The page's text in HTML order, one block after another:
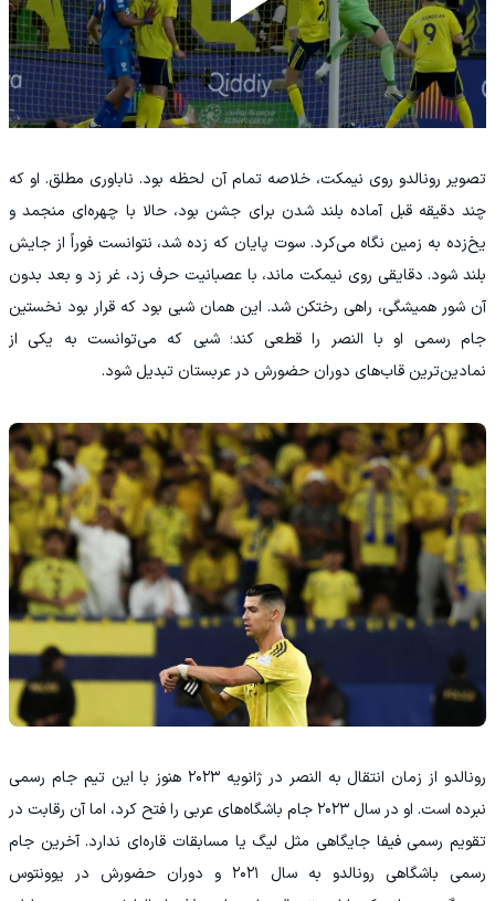
تصویر رونالدو روی نیمکت، خلاصه تمام آن لحظه بود. ناباوری مطلق. او که
چند دقیقه قبل آماده بلند شدن برای جشن بود، حالا با چهره‌ای منجمد و
یخ‌زده به زمین نگاه می‌کرد. سوت پایان که زده شد، نتوانست فوراً از جایش
بلند شود. دقایقی روی نیمکت ماند، با عصبانیت حرف زد، غر زد و بعد بدون
آن شور همیشگی، راهی رختکن شد. این همان شبی بود که قرار بود نخستین
جام رسمی او با النصر را قطعی کند؛ شبی که می‌توانست به یکی از
نمادین‌ترین قاب‌های دوران حضورش در عربستان تبدیل شود.
رونالدو از زمان انتقال به النصر در ژانویه ۲۰۲۳ هنوز با این تیم جام رسمی
نبرده است. او در سال ۲۰۲۳ جام باشگاه‌های عربی را فتح کرد، اما آن رقابت در
تقویم رسمی فیفا جایگاهی مثل لیگ یا مسابقات قاره‌ای ندارد. آخرین جام
رسمی باشگاهی رونالدو به سال ۲۰۲۱ و دوران حضورش در یوونتوس